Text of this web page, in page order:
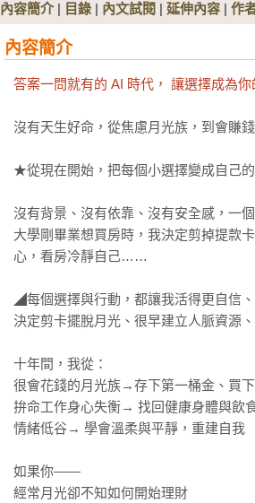
內容簡介| 目錄 | 內文試閱 | 延伸內容 | 作
內容簡介
答案一問就有的 AI 時代， 讓選擇成為你
沒有天生好命，從焦慮月光族，到會賺
★從現在開始，把每個小選擇變成自己
沒有背景、沒有依靠、沒有安全感，一
大學剛畢業想買房時，我決定剪掉提款
心，看房冷靜自己……
◢每個選擇與行動，都讓我活得更自信、
決定剪卡擺脫月光、很早建立人脈資源
十年間，我從：
很會花錢的月光族→存下第一桶金、買
拚命工作身心失衡→ 找回健康身體與飲
情緒低谷→ 學會溫柔與平靜，重建自我
如果你——
經常月光卻不知如何開始理財